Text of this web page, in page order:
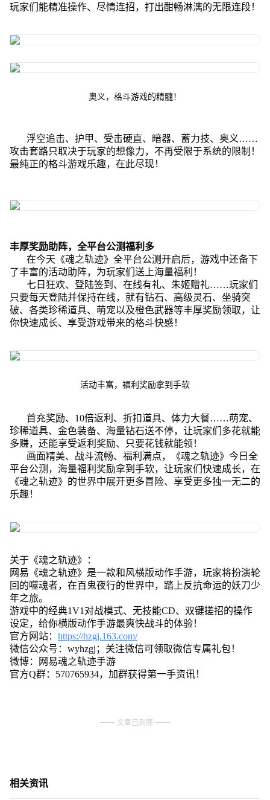
玩家们能精准操作、尽情连招，打出酣畅淋漓的无限连段！
奥义，格斗游戏的精髓！
浮空追击、护甲、受击硬直、暗器、蓄力技、奥义……
攻击套路只取决于玩家的想像力，不再受限于系统的限制！
最纯正的格斗游戏乐趣，在此尽现！
丰厚奖励助阵，全平台公测福利多
在今天《魂之轨迹》全平台公测开启后，游戏中还备下
了丰富的活动助阵，为玩家们送上海量福利！
七日狂欢、登陆签到、在线有礼、朱姬赠礼……玩家们
只要每天登陆并保持在线，就有钻石、高级灵石、坐骑突
破、各类珍稀道具、萌宠以及橙色武器等丰厚奖励领取，让
你快速成长、享受游戏带来的格斗快感！
活动丰富，福利奖励拿到手软
首充奖励、10倍返利、折扣道具、体力大餐……萌宠、
珍稀道具、金色装备、海量钻石送不停，让玩家们多花就能
多赚，还能享受返利奖励、只要花钱就能领！
画面精美、战斗流畅、福利满点，《魂之轨迹》今日全
平台公测，海量福利奖励拿到手软，让玩家们快速成长，在
《魂之轨迹》的世界中展开更多冒险、享受更多独一无二的
乐趣！
关于《魂之轨迹》：
网易《魂之轨迹》是一款和风横版动作手游，玩家将扮演轮
回的噬魂者，在百鬼夜行的世界中，踏上反抗命运的妖刀少
年之旅。
游戏中的经典1V1对战模式、无技能CD、双键搓招的操作
设定，给你横版动作手游最爽快战斗的体验！
官方网站： https://hzgj.163.com/
微信公众号：wyhzgj；关注微信可领取微信专属礼包！
微博：网易魂之轨迹手游
官方Q群：570765934，加群获得第一手资讯！
文章已到底
相关资讯